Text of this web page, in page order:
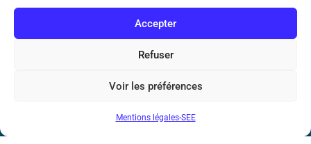
Accepter
Refuser
Voir les préférences
Mentions légales-SEE
Marie Ampère
Conditions Générales de Vente
Mentions légales